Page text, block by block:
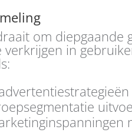
om diepgaande
in